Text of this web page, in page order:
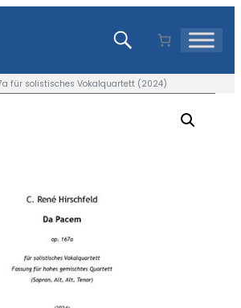
für solistisches Vokalquartett (2024)